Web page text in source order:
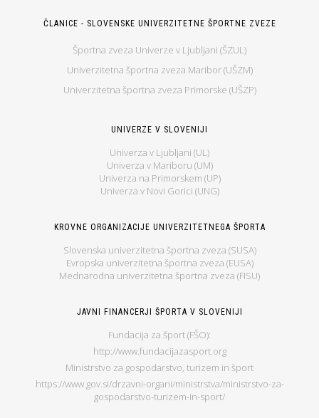
ČLANICE - SLOVENSKE UNIVERZITETNE ŠPORTNE ZVEZE
Športna zveza Univerze v Ljubljani (ŠZUL)
Univerzitetna športna zveza Maribor (UŠZM)
Univerzitetna športna zveza Primorske (UŠZP)
UNIVERZE V SLOVENIJI
Univerza v Ljubljani (UL)
Univerza v Mariboru (UM)
Univerza na Primorskem (UP)
Univerza v Novi Gorici (UNG)
KROVNE ORGANIZACIJE UNIVERZITETNEGA ŠPORTA
Slovenska univerzitetna športna zveza (SUSA)
Evropska univerzitetna športna zveza (EUSA)
Mednarodna univerzitetna športna zveza (FISU)
JAVNI FINANCERJI ŠPORTA V SLOVENIJI
Fundacija za šport (FŠO):
http://www.fundacijazasport.org
Ministrstvo za gospodarstvo, turizem in šport
https://www.gov.si/drzavni-organi/ministrstva/ministrstvo-za-
gospodarstvo-turizem-in-sport/